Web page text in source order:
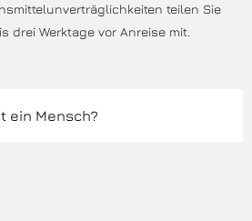
teilen Sie
drei Werktage vor Anreise mit.